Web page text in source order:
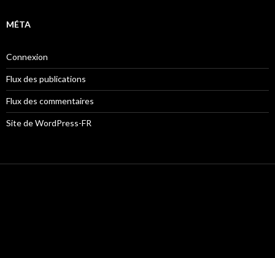
MÉTA
Connexion
Flux des publications
Flux des commentaires
Site de WordPress-FR